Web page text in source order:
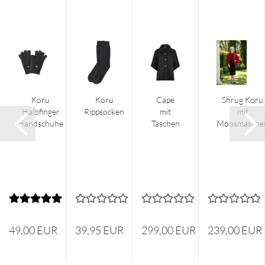
Koru
Halbfinger
Handschuhe
49,00 EUR
Koru
Rippsocken
39,95 EUR
Cape
mit
Taschen
299,00 EUR
Shrug Koru
mit
239,00 EUR